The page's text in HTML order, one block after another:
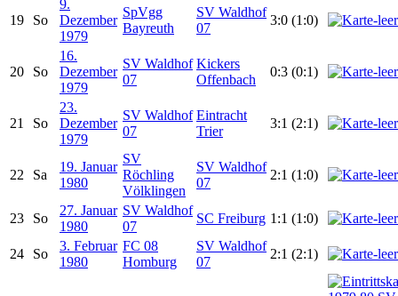
19 So
9.
Dezember
1979
SpVgg
Bayreuth
SV Waldhof
07
3:0 (1:0)
20 So
16.
Dezember
1979
SV Waldhof
07
Kickers
Offenbach
0:3 (0:1)
21 So
23.
Dezember
1979
SV Waldhof
07
Eintracht
Trier
3:1 (2:1)
22 Sa
19. Januar
1980
SV
Röchling
Völklingen
SV Waldhof
07
2:1 (1:0)
23 So
27. Januar
1980
SV Waldhof
07
SC Freiburg 1:1 (1:0)
24 So
3. Februar
1980
FC 08
Homburg
SV Waldhof
07
2:1 (2:1)